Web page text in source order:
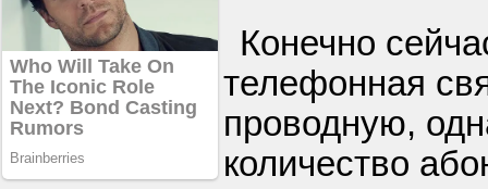
Конечно
телефонная
проводную,
количество